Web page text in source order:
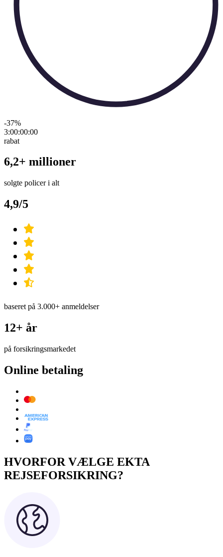
-37%
3:00:00:00
rabat
6,2+ millioner
solgte policer i alt
4,9/5
baseret på 3.000+ anmeldelser
12+ år
på forsikringsmarkedet
Online betaling
HVORFOR VÆLGE EKTA
REJSEFORSIKRING?